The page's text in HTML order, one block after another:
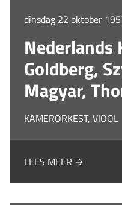
dinsdag 22 oktober
Nederlands
Goldberg,
Magyar,
KAMERORKEST, VIOOL
LEES MEER →